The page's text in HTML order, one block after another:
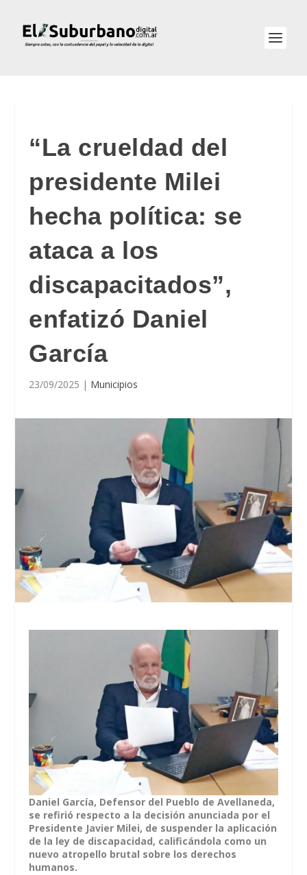
“La crueldad del
presidente Milei
hecha política: se
ataca a los
discapacitados”,
enfatizó Daniel
García
23/09/2025 | Municipios
Daniel García, Defensor del Pueblo de Avellaneda,
se refirió respecto a la decisión anunciada por el
Presidente Javier Milei, de suspender la aplicación
de la ley de discapacidad, calificándola como un
nuevo atropello brutal sobre los derechos
humanos.